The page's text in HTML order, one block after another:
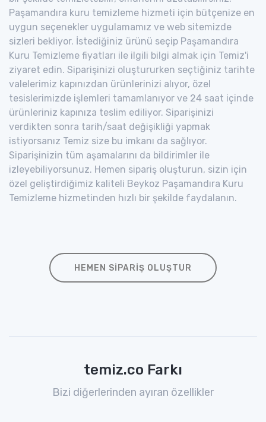
Paşamandıra kuru temizleme hizmeti için bütçenize en
uygun seçenekler uygulamamız ve web sitemizde
sizleri bekliyor. İstediğiniz ürünü seçip Paşamandıra
Kuru Temizleme fiyatları ile ilgili bilgi almak için Temiz'i
ziyaret edin. Siparişinizi oluştururken seçtiğiniz tarihte
valelerimiz kapınızdan ürünlerinizi alıyor, özel
tesislerimizde işlemleri tamamlanıyor ve 24 saat içinde
ürünleriniz kapınıza teslim ediliyor. Siparişinizi
verdikten sonra tarih/saat değişikliği yapmak
istiyorsanız Temiz size bu imkanı da sağlıyor.
Siparişinizin tüm aşamalarını da bildirimler ile
izleyebiliyorsunuz. Hemen sipariş oluşturun, sizin için
özel geliştirdiğimiz kaliteli Beykoz Paşamandıra Kuru
Temizleme hizmetinden hızlı bir şekilde faydalanın.
HEMEN SIPARIŞ OLUŞTUR
temiz.co Farkı
Bizi diğerlerinden ayıran özellikler